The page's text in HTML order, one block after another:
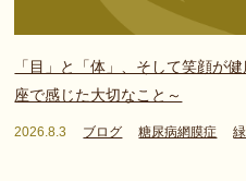
「目」と「体」、そして笑顔が
座で感じた大切なこと～
2026.8.3 ブログ 糖尿病網膜症